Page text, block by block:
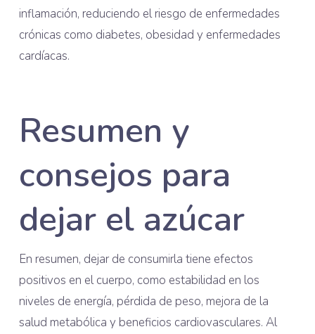
inflamación, reduciendo el riesgo de enfermedades
crónicas como diabetes, obesidad y enfermedades
cardíacas.
Resumen y
consejos para
dejar el azúcar
En resumen, dejar de consumirla tiene efectos
positivos en el cuerpo, como estabilidad en los
niveles de energía, pérdida de peso, mejora de la
salud metabólica y beneficios cardiovasculares. Al